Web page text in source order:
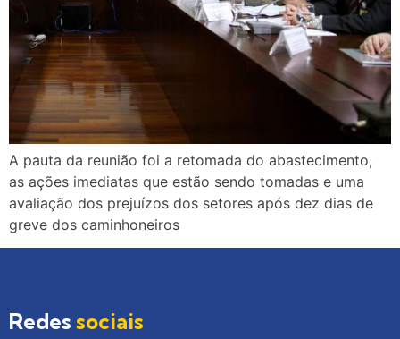
A pauta da reunião foi a retomada do abastecimento,
as ações imediatas que estão sendo tomadas e uma
avaliação dos prejuízos dos setores após dez dias de
greve dos caminhoneiros
Redes sociais